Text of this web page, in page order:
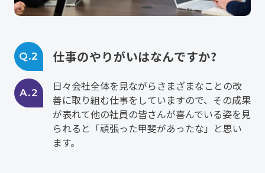
Q.2 仕事のやりがいはなんですか?
A.2
日々会社全体を見ながらさまざまなことの改
善に取り組む仕事をしていますので、その成果
が表れて他の社員の皆さんが喜んでいる姿を見
られると「頑張った甲斐があったな」と思い
ます。